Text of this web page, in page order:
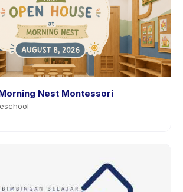
Nest Montessori